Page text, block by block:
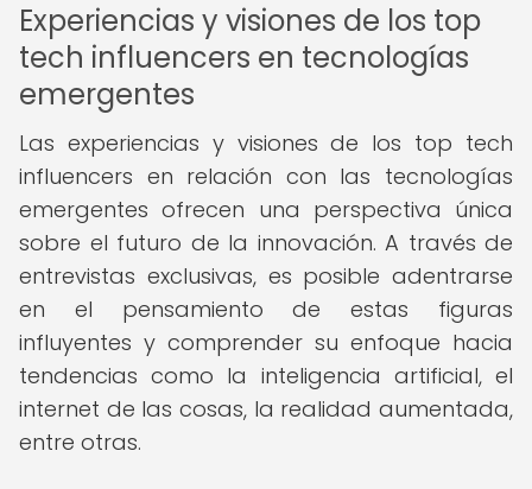
Experiencias y visiones de los top
tech influencers en tecnologías
emergentes
Las experiencias y visiones de los top tech
influencers en relación con las tecnologías
emergentes ofrecen una perspectiva única
sobre el futuro de la innovación. A través de
entrevistas exclusivas, es posible adentrarse
en el pensamiento de estas figuras
influyentes y comprender su enfoque hacia
tendencias como la inteligencia artificial, el
internet de las cosas, la realidad aumentada,
entre otras.